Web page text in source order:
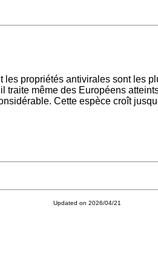
les propriétés antivirales sont les
traite même des Européens
Cette espèce croît
Updated on 2026/04/21